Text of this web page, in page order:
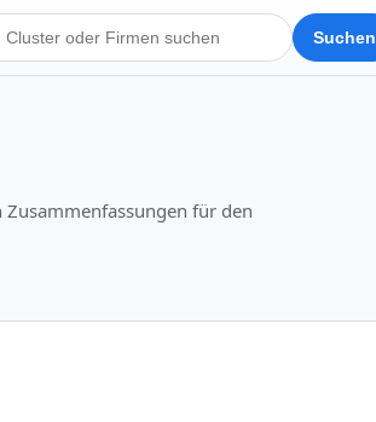
Suchen
für den